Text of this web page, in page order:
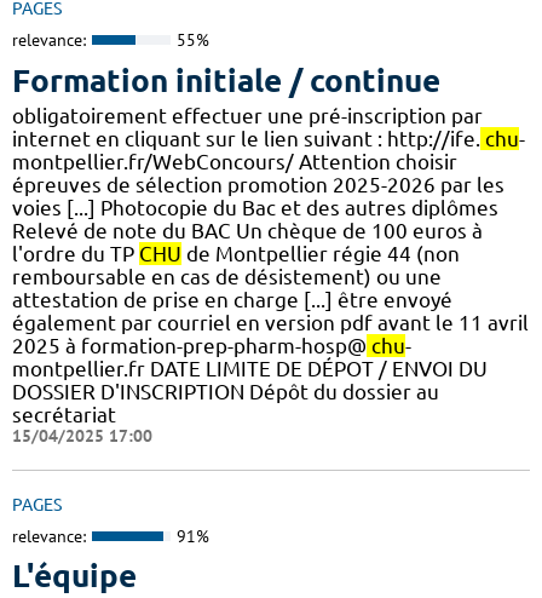
PAGES
relevance: 55%
Formation initiale / continue
obligatoirement effectuer une pré-inscription par
internet en cliquant sur le lien suivant : http://ife. chu-
montpellier.fr/WebConcours/ Attention choisir
épreuves de sélection promotion 2025-2026 par les
voies [...] Photocopie du Bac et des autres diplômes
Relevé de note du BAC Un chèque de 100 euros à
l'ordre du TP CHU de Montpellier régie 44 (non
remboursable en cas de désistement) ou une
attestation de prise en charge [...] être envoyé
également par courriel en version pdf avant le 11 avril
2025 à formation-prep-pharm-hosp@ chu-
montpellier.fr DATE LIMITE DE DÉPOT / ENVOI DU
DOSSIER D'INSCRIPTION Dépôt du dossier au
secrétariat
15/04/2025 17:00
PAGES
relevance: 91%
L'équipe